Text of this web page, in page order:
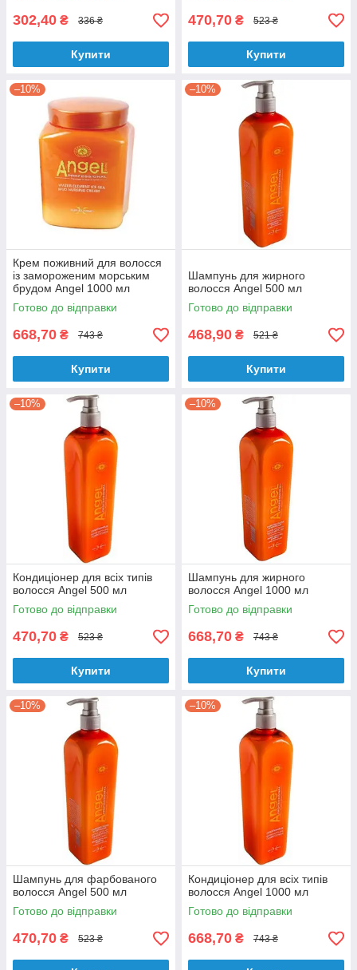
302,40 ₴ 336 ₴
Купити
470,70 ₴ 523 ₴
Купити
–10%
Крем поживний для волосся
із замороженим морським
брудом Аngel 1000 мл
Готово до відправки
668,70 ₴ 743 ₴
Купити
–10%
Шампунь для жирного
волосся Аngel 500 мл
Готово до відправки
468,90 ₴ 521 ₴
Купити
–10%
Кондиціонер для всіх типів
волосся Angel 500 мл
Готово до відправки
470,70 ₴ 523 ₴
Купити
–10%
Шампунь для жирного
волосся Angel 1000 мл
Готово до відправки
668,70 ₴ 743 ₴
Купити
–10%
Шампунь для фарбованого
волосся Аngel 500 мл
Готово до відправки
470,70 ₴ 523 ₴
–10%
Кондиціонер для всіх типів
волосся Аngel 1000 мл
Готово до відправки
668,70 ₴ 743 ₴